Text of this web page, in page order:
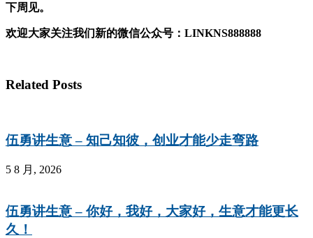
下周见。
欢迎大家关注我们新的微信公众号：LINKNS888888
Related Posts
伍勇讲生意 – 知己知彼，创业才能少走弯路
5 8 月, 2026
伍勇讲生意 – 你好，我好，大家好，生意才能更长
久！